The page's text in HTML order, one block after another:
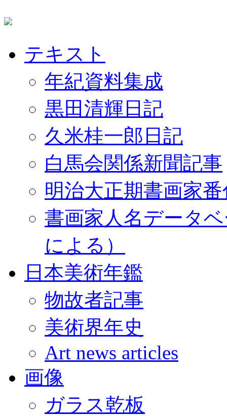
テキスト
年紀資料集成
黒田清輝日記
久米桂一郎日記
白馬会関係新聞記事
明治大正期書画家
書画家人名データ
による）
日本美術年鑑
物故者記事
美術界年史
Art news articles
画像
ガラス乾板